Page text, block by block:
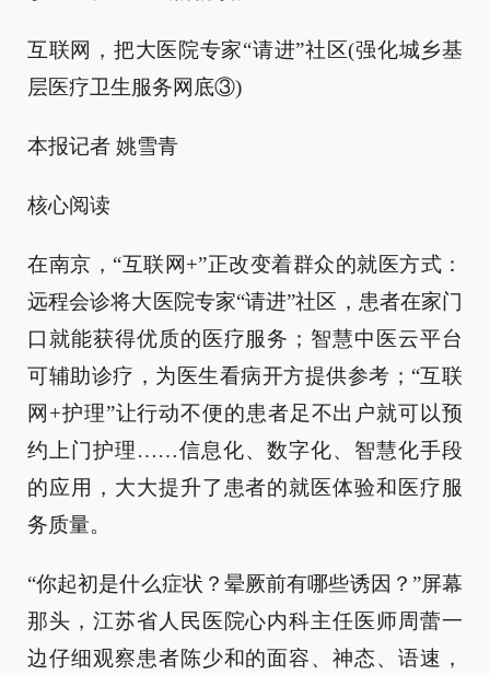
互联网，把大医院专家“请进”社区(强化城乡基
层医疗卫生服务网底③)
本报记者 姚雪青
核心阅读
在南京，“互联网+”正改变着群众的就医方式：
远程会诊将大医院专家“请进”社区，患者在家门
口就能获得优质的医疗服务；智慧中医云平台
可辅助诊疗，为医生看病开方提供参考；“互联
网+护理”让行动不便的患者足不出户就可以预
约上门护理……信息化、数字化、智慧化手段
的应用，大大提升了患者的就医体验和医疗服
务质量。
“你起初是什么症状？晕厥前有哪些诱因？”屏幕
那头，江苏省人民医院心内科主任医师周蕾一
边仔细观察患者陈少和的面容、神态、语速，